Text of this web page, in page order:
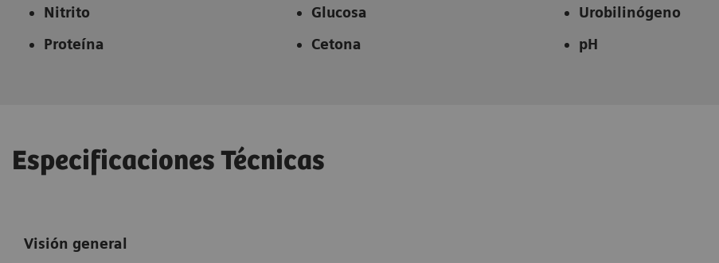
Nitrito
Proteína
Glucosa
Cetona
Urobilinógeno
pH
Especificaciones Técnicas
Visión general